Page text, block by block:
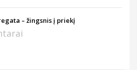
– žingsnis į priekį